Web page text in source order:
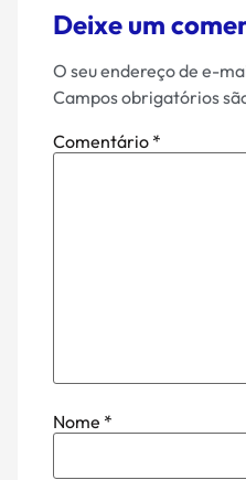
Deixe um
O seu endereço de e-
Campos obrigatórios
Comentário *
Nome *